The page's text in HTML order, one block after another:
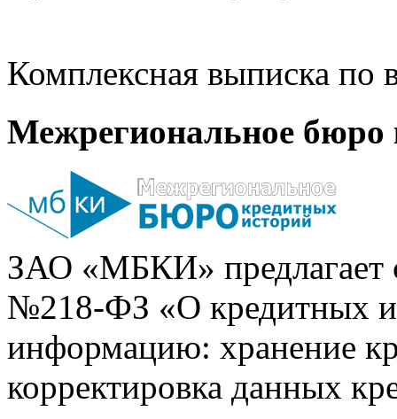
Комплексная выписка
Межрегиональное бюро
ЗАО «МБКИ» предлагает
№218-ФЗ «О кредитных
информацию: хранение
корректировка данных